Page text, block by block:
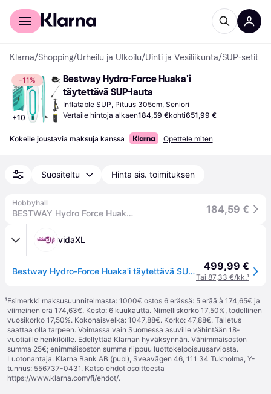
Kuluttajille
Klarna/Shopping/Urheilu ja Ulkoilu/Uinti ja Vesiliikunta/SUP-setit
-11%
+10
Bestway Hydro-Force Huaka'i
täytettävä SUP-lauta
Inflatable SUP, Pituus 305cm, Seniori
Vertaile hintoja alkaen184,59 €kohti651,99 €
Kokeile joustavia maksuja kanssa Opettele miten
Suositeltu Hinta sis. toimituksen
Hobbyhall
BESTWAY Hydro Force Huakai SUP-lauta 305 cm 184,59 €
vidaXL
Bestway Hydro-Force Huaka'i täytettävä SUP-lauta 499,99 €
Tai 87,33 €/kk.¹
¹Esimerkki maksusuunnitelmasta: 1000€ ostos 6 erässä: 5 erää à 174,65€ ja
viimeinen erä 174,63€. Kesto: 6 kuukautta. Nimelliskorko 17,50%, todellinen
vuosikorko 17,50%. Kokonaisvelka: 1047,88€. Korko: 47,88€. Talletus
saattaa olla tarpeen. Voimassa vain Suomessa asuville vähintään 18-
vuotiaille henkilöille. Edellyttää Klarnan hyväksynnän. Vähimmäisoston
summa 25€; enimmäisoston summa riippuu luottokelpoisuusarviosta.
Luotonantaja: Klarna Bank AB (publ), Sveavägen 46, 111 34 Tukholma, Y-
tunnus: 556737-0431. Katso ehdot osoitteesta
https://www.klarna.com/fi/ehdot/.